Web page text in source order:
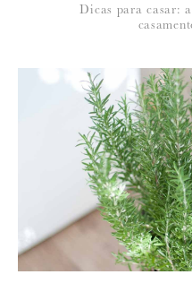
Para saber como tratamos e
política de privacidade
Dicas para casar: